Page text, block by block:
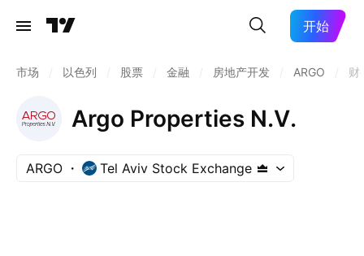
开始
市场 以色列 股票 金融 房地产开发 ARGO 财
Argo Properties N.V.
ARGO Tel Aviv Stock Exchange